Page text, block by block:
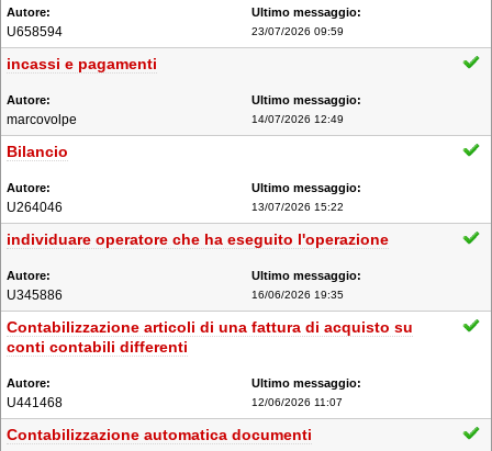
U658594 23/07/2026 09:59
incassi e pagamenti
marcovolpe 14/07/2026 12:49
Bilancio
U264046 13/07/2026 15:22
individuare operatore che ha eseguito l'operazione
U345886 16/06/2026 19:35
Contabilizzazione articoli di una fattura di acquisto su
conti contabili differenti
U441468 12/06/2026 11:07
Contabilizzazione automatica documenti